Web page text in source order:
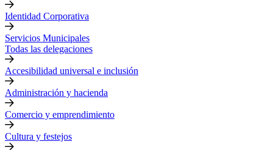
Identidad Corporativa
Servicios Municipales
Todas las delegaciones
Accesibilidad universal e inclusión
Administración y hacienda
Comercio y emprendimiento
Cultura y festejos